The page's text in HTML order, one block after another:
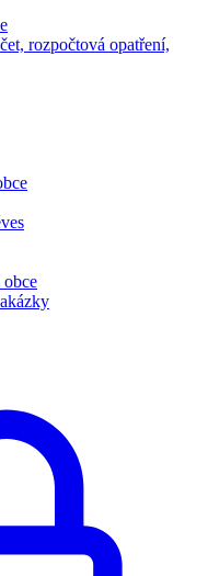
rozpočtová opatření,